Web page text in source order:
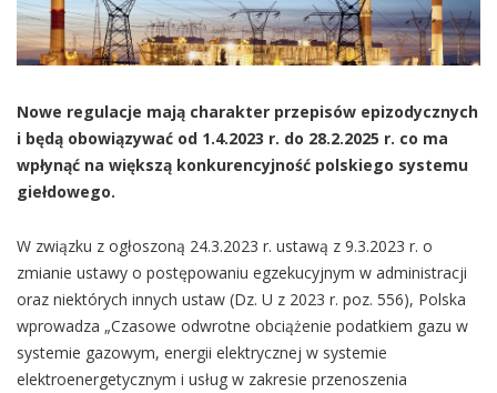
Nowe regulacje mają charakter przepisów epizodycznych
i będą obowiązywać od 1.4.2023 r. do 28.2.2025 r. co ma
wpłynąć na większą konkurencyjność polskiego systemu
giełdowego.
W związku z ogłoszoną 24.3.2023 r. ustawą z 9.3.2023 r. o
zmianie ustawy o postępowaniu egzekucyjnym w administracji
oraz niektórych innych ustaw (Dz. U z 2023 r. poz. 556), Polska
wprowadza „Czasowe odwrotne obciążenie podatkiem gazu w
systemie gazowym, energii elektrycznej w systemie
elektroenergetycznym i usług w zakresie przenoszenia